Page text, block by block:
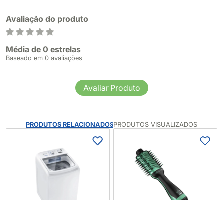
Avaliação do produto
Média de 0 estrelas
Baseado em 0 avaliações
Avaliar Produto
PRODUTOS RELACIONADOSPRODUTOS VISUALIZADOS